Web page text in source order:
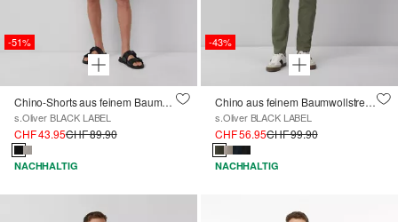
-51%
Chino-Shorts aus feinem Baumwollstretch
s.Oliver BLACK LABEL
CHF 43.95CHF 89.90
NACHHALTIG
-43%
Chino aus feinem Baumwollstretch
s.Oliver BLACK LABEL
CHF 56.95CHF 99.90
NACHHALTIG